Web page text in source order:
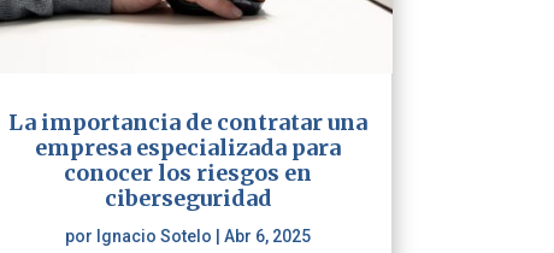
La importancia de contratar una
empresa especializada para
conocer los riesgos en
ciberseguridad
por Ignacio Sotelo |Abr 6, 2025